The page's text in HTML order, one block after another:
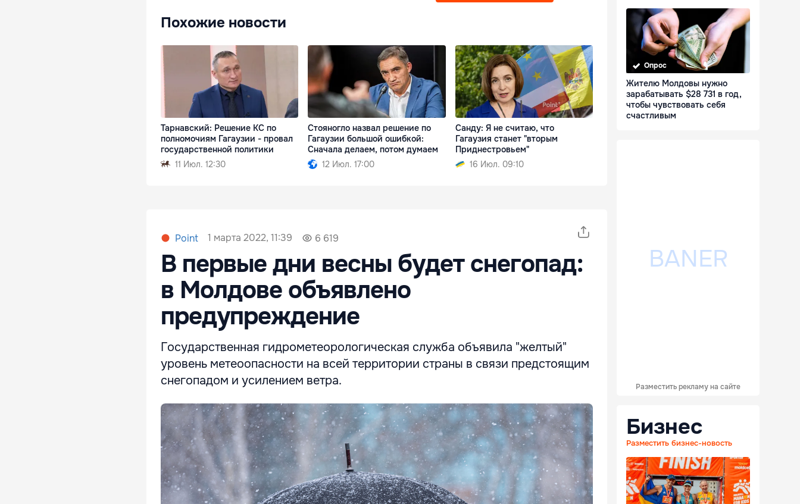
Похожие новости
Тарнавский: Решение КС по
полномочиям Гагаузии - провал
государственной политики
11 Июл. 12:30
Стояногло назвал решение по
Гагаузии большой ошибкой:
Сначала делаем, потом думаем
12 Июл. 17:00
Санду: Я не считаю, что
Гагаузия станет "вторым
Приднестровьем"
16 Июл. 09:10
Point 1 марта 2022, 11:39 6 619
В первые дни весны будет снегопад:
в Молдове объявлено
предупреждение
Государственная гидрометеорологическая служба объявила "желтый"
уровень метеоопасности на всей территории страны в связи предстоящим
снегопадом и усилением ветра.
Опрос
Жителю Молдовы нужно
зарабатывать $28 731 в год,
чтобы чувствовать себя
счастливым
Разместить рекламу на сайте
Бизнес
Разместить бизнес-новость